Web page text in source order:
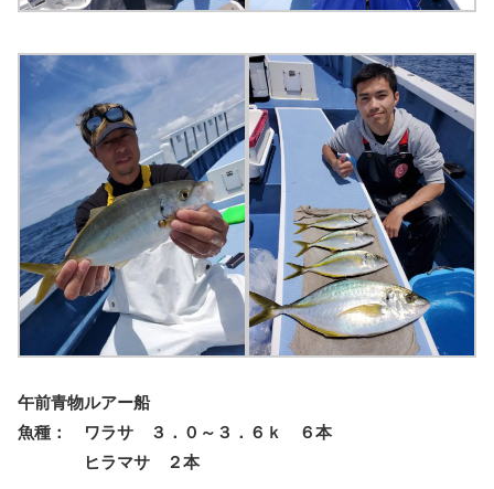
午前青物ルアー船
魚種： ワラサ ３．０～３．６ｋ ６本
ヒラマサ ２本